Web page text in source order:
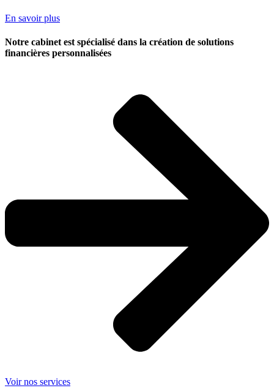
En savoir plus
Notre cabinet est spécialisé dans la création de solutions
financières personnalisées
Voir nos services